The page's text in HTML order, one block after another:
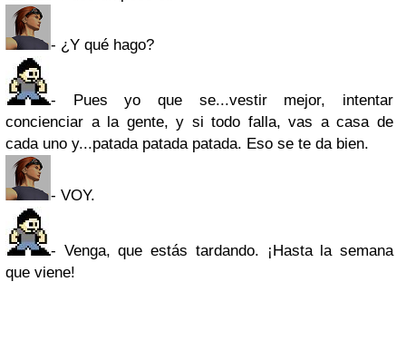
- ¿Y qué hago?
- Pues yo que se...vestir mejor, intentar
concienciar a la gente, y si todo falla, vas a casa de
cada uno y...patada patada patada. Eso se te da bien.
- VOY.
- Venga, que estás tardando. ¡Hasta la semana
que viene!